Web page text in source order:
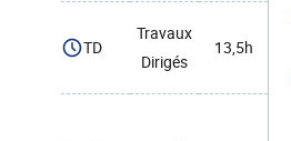
TD
Travaux
Dirigés
13,5h